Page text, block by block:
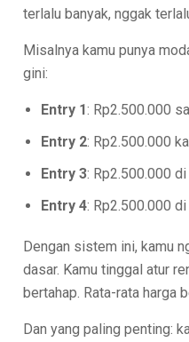
terlalu banyak, nggak
Misalnya kamu punya
gini:
Entry 1: Rp2.500.000
Entry 2: Rp2.500.000
Entry 3: Rp2.500.000
Entry 4: Rp2.500.000
Dengan sistem ini, kamu
dasar. Kamu tinggal atur
bertahap. Rata-rata harga
Dan yang paling penting: